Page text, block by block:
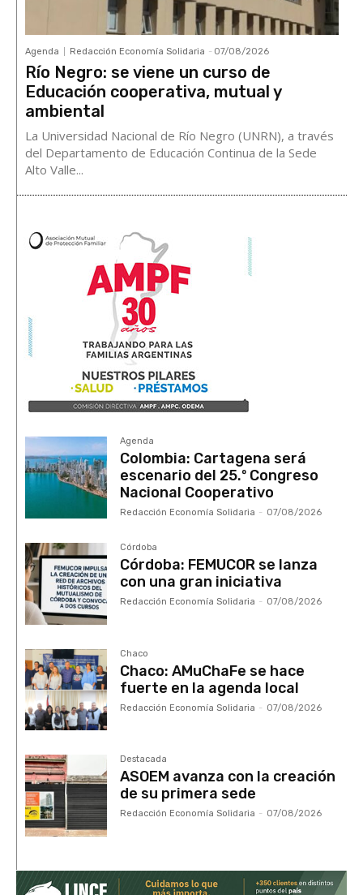
Agenda Redacción Economía Solidaria - 07/08/2026
Río Negro: se viene un curso de
Educación cooperativa, mutual y
ambiental
La Universidad Nacional de Río Negro (UNRN), a través
del Departamento de Educación Continua de la Sede
Alto Valle...
Agenda
Colombia: Cartagena será
escenario del 25.º Congreso
Nacional Cooperativo
Redacción Economía Solidaria - 07/08/2026
Córdoba
Córdoba: FEMUCOR se lanza
con una gran iniciativa
Redacción Economía Solidaria - 07/08/2026
Chaco
Chaco: AMuChaFe se hace
fuerte en la agenda local
Redacción Economía Solidaria - 07/08/2026
Destacada
ASOEM avanza con la creación
de su primera sede
Redacción Economía Solidaria - 07/08/2026